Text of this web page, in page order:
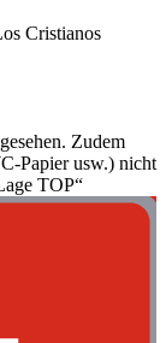
Cristianos
Zudem
usw.) nicht
TOP“